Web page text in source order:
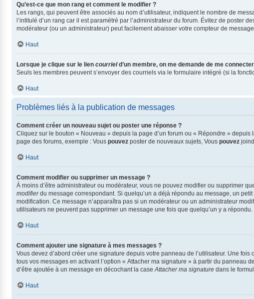
Qu’est-ce que mon rang et comment le modifier ?
Les rangs, qui peuvent être associés au nom d’utilisateur, indiquent le nombre de
l’intitulé d’un rang car il est paramétré par l’administrateur du forum. Évitez de poster
modérateur (ou un administrateur) peut facilement abaisser votre compteur de
Haut
Lorsque je clique sur le lien courrield’un membre, on me demande de me
Seuls les membres peuvent s’envoyer des courriels via le formulaire intégré (si la
Haut
Problèmes liés à la publication de messages
Comment créer un nouveau sujet ou poster une réponse ?
Cliquez sur le bouton « Nouveau » depuis la page d’un forum ou « Répondre »
page des forums, exemple : Vous pouvez poster de nouveaux sujets, Vous pouvez
Haut
Comment modifier ou supprimer un message ?
À moins d’être administrateur ou modérateur, vous ne pouvez modifier ou supprimer
modifierdu message correspondant. Si quelqu’un a déjà répondu au message, un
modification. Ce message n’apparaîtra pas si un modérateur ou un administrateur
utilisateurs ne peuvent pas supprimer un message une fois que quelqu’un y a répondu.
Haut
Comment ajouter une signature à mes messages ?
Vous devez d’abord créer une signature depuis votre panneau de l’utilisateur. Une
tous vos messages en activant l’option « Attacher ma signature » à partir du panneau
d’être ajoutée à un message en décochant la caseAttacher ma signature dans le
Haut